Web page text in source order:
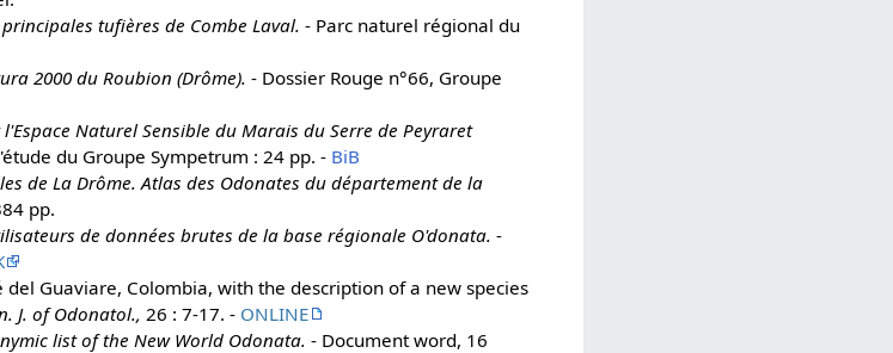
tufières de Combe Laval. - Parc naturel régional du
2000 du Roubion (Drôme). - Dossier Rouge n°66, Groupe
Naturel Sensible du Marais du Serre de Peyraret
du Groupe Sympetrum : 24 pp. - BiB
de La Drôme. Atlas des Odonates du département de la
pp.
de données brutes de la base régionale O'donata. -
del Guaviare, Colombia, with the description of a new species
J. of Odonatol., 26 : 7-17. - ONLINE
list of the New World Odonata. - Document word, 16